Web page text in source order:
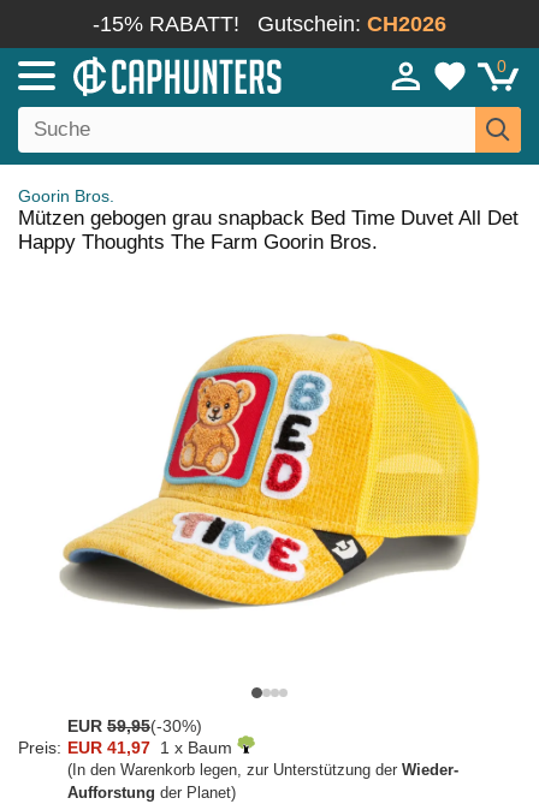
-15% RABATT! Gutschein: CH2026
0
Goorin Bros.
Mützen gebogen grau snapback Bed Time Duvet All Det
Happy Thoughts The Farm Goorin Bros.
EUR 59,95(-30%)
Preis: EUR 41,97 1 x Baum
(In den Warenkorb legen, zur Unterstützung der Wieder-
Aufforstung der Planet)